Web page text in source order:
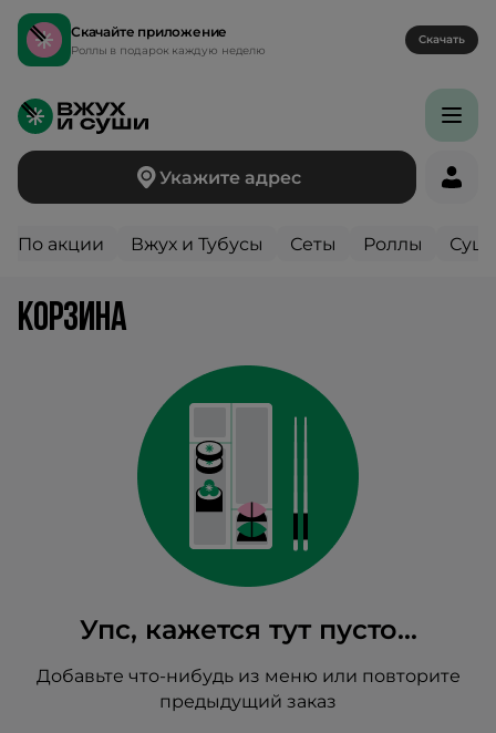
Скачайте приложение
Роллы в подарок каждую неделю
Скачать
Укажите адрес
По акции Вжух и Тубусы Сеты Роллы
корзина
Упс, кажется тут пусто...
Добавьте что-нибудь из меню или повторите
предыдущий заказ